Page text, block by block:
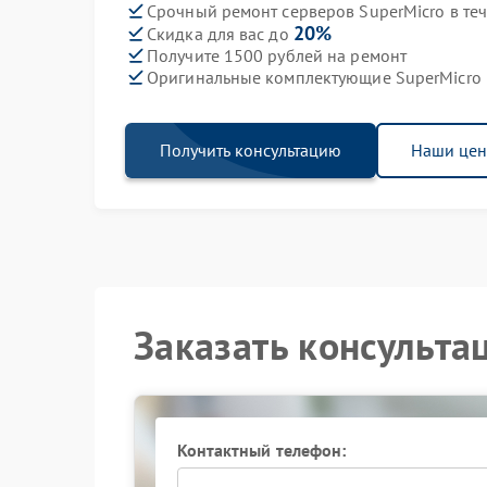
Срочный ремонт серверов SuperMicro в
Скидка для вас до 20%
Получите 1500 рублей на ремонт
Оригинальные комплектующие SuperMicro
Получить консультацию Наши
Заказать
Контактный телефон: